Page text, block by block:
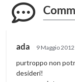
ada 9 Maggio
purtroppo non
desideri!